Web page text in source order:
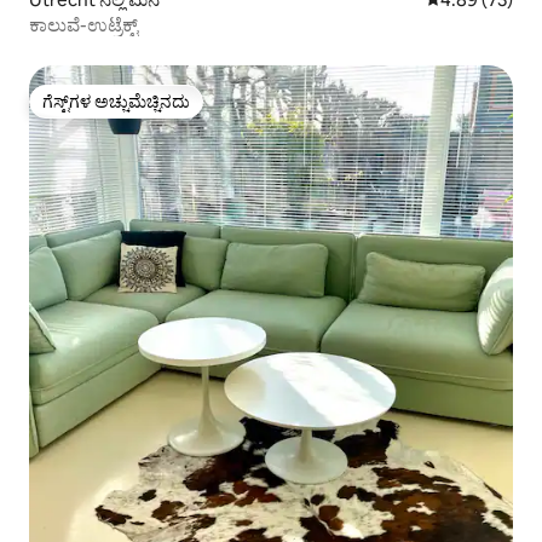
ಕಾಲುವೆ-ಉಟ್ರೆಕ್ಟ್
ಗೆಸ್ಟ್‌ಗಳ ಅಚ್ಚುಮೆಚ್ಚಿನದು
ಗೆಸ್ಟ್‌ಗಳ ಅಚ್ಚುಮೆಚ್ಚಿನದು